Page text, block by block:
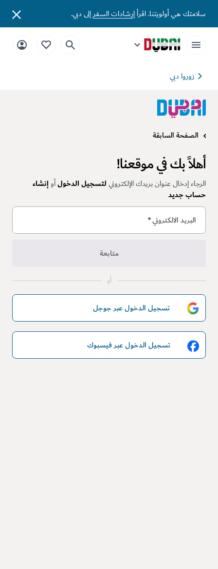
سلامتك هي أولويتنا. اقرأإرشادات السفرإلى دبي.
زوروا دبي
الصفحة السابقة
أهلاً بك في موقعنا!
الرجاء إدخال عنوان بريدك الإلكترونيلتسجيل الدخولأوإنشاء
حساب جديد
البريد الالكتروني*
متابعة
أو
تسجيل الدخول عبر جوجل
تسجيل الدخول عبر فيسبوك